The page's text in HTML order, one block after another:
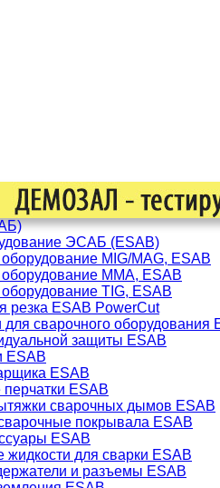
ЭСАБ (ESAB)
MIG/MAG, ESAB
ММА, ESAB
TIG, ESAB
резка ESAB PowerCut
для сварочного оборудования
защиты ESAB
ESAB
ESAB
ESAB
сварочных дымов ESAB
покрывала ESAB
ESAB
жидкости для сварки ESAB
и разъемы ESAB